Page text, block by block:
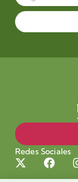
Redes Sociales